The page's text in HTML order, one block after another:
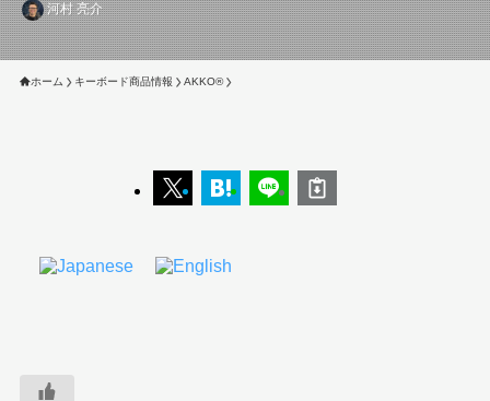
河村 亮介
ホーム キーボード商品情報 AKKO®︎